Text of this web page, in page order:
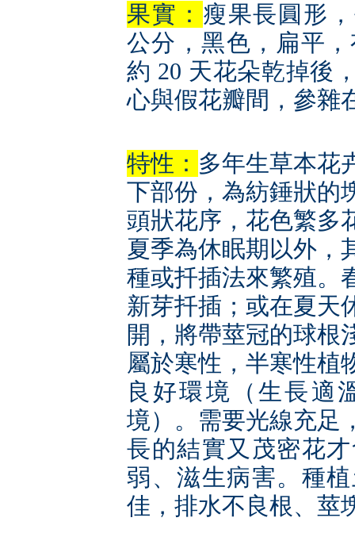
果實： 瘦果長圓形
公分，黑色，扁平
約 20 天花朵乾掉後
心與假花瓣間，參雜
特性： 多年生草本花
下部份，為紡錘狀的
頭狀花序，花色繁多
夏季為休眠期以外，
種或扦插法來繁殖。
新芽扦插；或在夏天
開，將帶莖冠的球根
屬於寒性，半寒性植
良好環境（生長適
境）。需要光線充足
長的結實又茂密花
弱、滋生病害。種
佳，排水不良根、莖